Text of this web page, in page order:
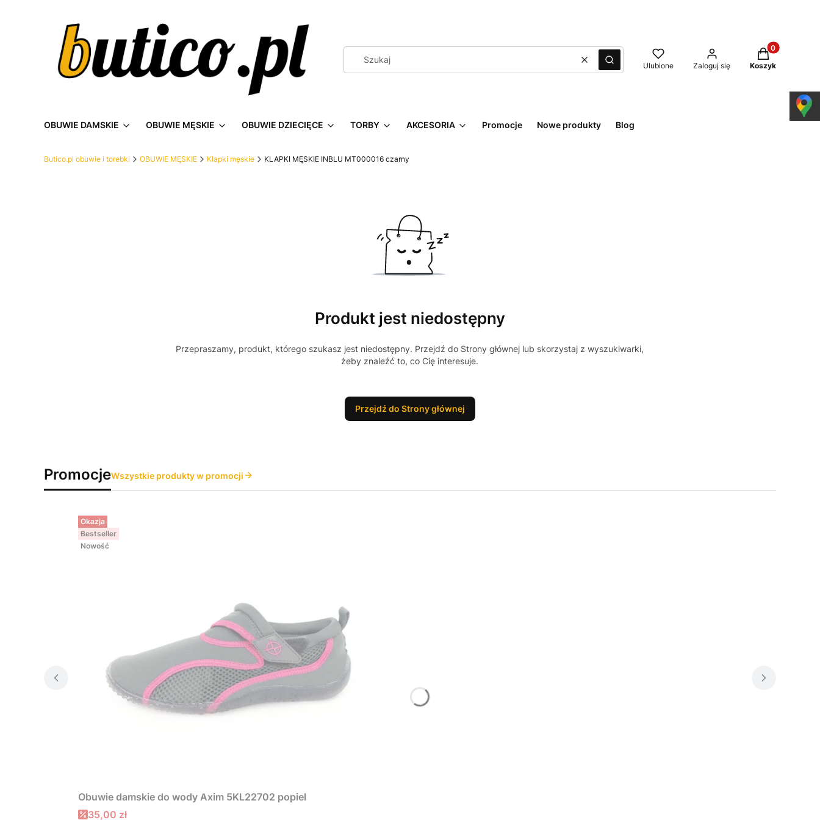
WyczyśćSzukaj Ulubione Zaloguj się
Produkty w
Koszyk
OBUWIE DAMSKIE OBUWIE MĘSKIE OBUWIE DZIECIĘCE TORBY AKCESORIA Promocje Nowe produkty Blog
Butico.pl obuwie i torebki OBUWIE MĘSKIE Klapki męskie KLAPKI MĘSKIE INBLU MT000016 czarny
Produkt jest niedostępny
Przepraszamy, produkt, którego szukasz jest niedostępny. Przejdź do Strony głównej lub skorzystaj z wyszukiwarki,
żeby znaleźć to, co Cię interesuje.
Przejdź do Strony głównej
PromocjeWszystkie produkty w promocji
Okazja
Bestseller
Nowość
Obuwie damskie do wody Axim 5KL22702 popiel
Cena promocyjna
35,00 zł